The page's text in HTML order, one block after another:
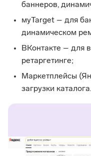
баннеров,
мyTarget – для
динамическом
ВКонтакте – для
ретаргетинге;
Маркетплейсы
загрузки каталога.